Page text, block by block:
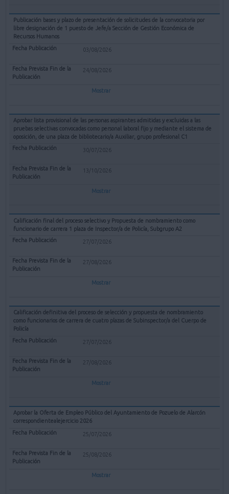
Publicación bases y plazo de presentación de solicitudes de la convocatoria por
libre designación de 1 puesto de Jefe/a Sección de Gestión Económica de
Recursos Humanos
03/08/2026
24/08/2026
Mostrar
Aprobar lista provisional de las personas aspirantes admitidas y excluidas a las
pruebas selectivas convocadas como personal laboral fijo y mediante el sistema de
oposición, de una plaza de bibliotecario/a Auxiliar, grupo profesional C1
30/07/2026
13/10/2026
Mostrar
Calificación final del proceso selectivo y Propuesta de nombramiento como
funcionario de carrera 1 plaza de Inspector/a de Policía, Subgrupo A2
27/07/2026
27/08/2026
Mostrar
Calificación definitiva del proceso de selección y propuesta de nombramiento
como funcionarios de carrera de cuatro plazas de Subinspector/a del Cuerpo de
Policía
27/07/2026
27/08/2026
Mostrar
Aprobar la Oferta de Empleo Público del Ayuntamiento de Pozuelo de Alarcón
correspondientealejercicio 2026
25/07/2026
25/08/2026
Mostrar